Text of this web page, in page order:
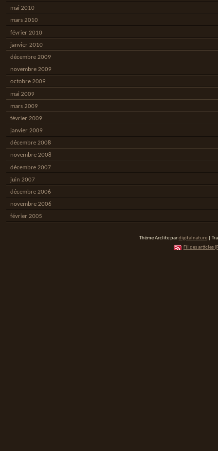
mai 2010
mars 2010
février 2010
janvier 2010
décembre 2009
novembre 2009
octobre 2009
mai 2009
mars 2009
février 2009
janvier 2009
décembre 2008
novembre 2008
décembre 2007
juin 2007
décembre 2006
novembre 2006
février 2005
Thème Arclite pardigitalnature |
Fil des articles